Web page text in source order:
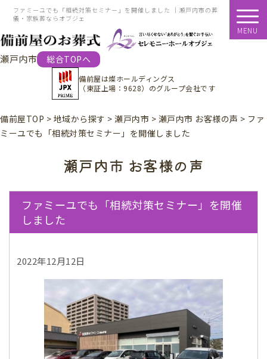
ファミーユでも「相続対策セミナー」を開催しました ｜瀬戸内市の葬
儀・家族葬ならオブジェ
総合TOPへ
瀬戸内市
備前屋は燦ホールディングス
（東証上場：9628） のグループ会社です
MENU
備前屋TOP > 地域から探す > 瀬戸内市 > 瀬戸内市 お客様の声 > ファ
ミーユでも「相続対策セミナー」を開催しました
瀬戸内市 お客様の声
ファミーユでも「相続対策セミナー」を開催
しました
2022年12月12日